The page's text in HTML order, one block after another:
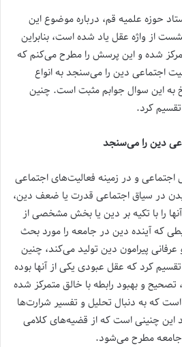
حوزه علمیه قم، درباره موضوع این
از واژه عقل یاد شده است، بنابراین
شده و این پرسش را مطرح می‌کنم که
اجتماعی دین را می‌سنجد به انواع
به این سوال جوابم مثبت است. چنین
کرد.
دین را می‌سنجد
و در زمینه فعالیت‌های اجتماعی
در سیاق اجتماعی قدرت یا ضعف دین،
را با تکیه بر دین یا بخش مشخصی از
که آینده دین در جامعه را مورد بحث
پیرامون دین تولید می‌کند، چنین
کرد که عقل عبودی یکی از آنها بوده
و بهبود رابطه با خالق متمرکز شده
که به دنبال تحلیل و تفسیر شرارت‌ها
این چنینی است که از قضیه‌های کلامی
جامعه مطرح می‌شود.